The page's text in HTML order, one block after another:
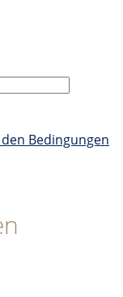
Bedingungen